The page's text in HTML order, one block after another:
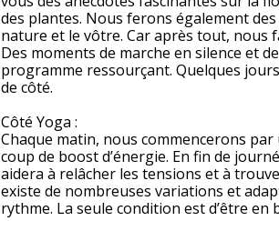
des plantes. Nous ferons également
nature et le vôtre. Car après tout, nous
Des moments de marche en silence et
programme ressourçant. Quelques
de côté.
Côté Yoga :
Chaque matin, nous commencerons
coup de boost d’énergie. En fin de
aidera à relâcher les tensions et à
existe de nombreuses variations et
rythme. La seule condition est d’être en